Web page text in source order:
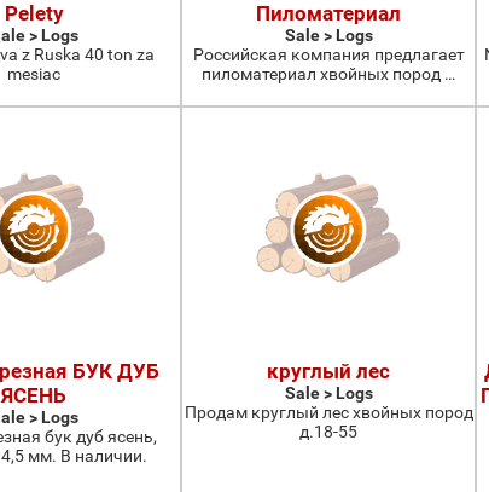
Pelety
> Logs
z Ruska 40 ton za
mesiac
Пиломатериал
Sale > Logs
Российская компания предлагает
пиломатериал хвойных пород …
БУК ДУБ
ЯСЕНЬ
> Logs
бук дуб ясень,
мм. В наличии.
круглый лес
Sale > Logs
Продам круглый лес хвойных пород
д.18-55